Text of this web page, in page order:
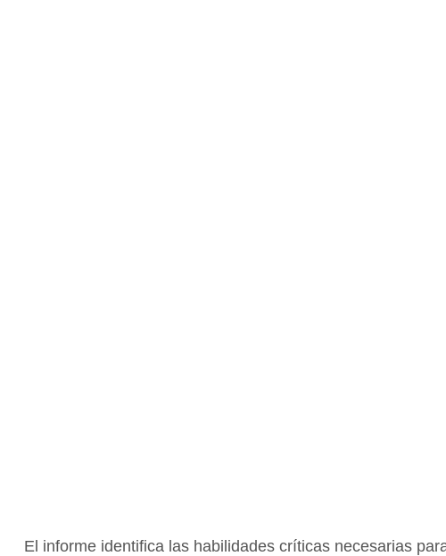
El informe identifica las habilidades críticas necesarias